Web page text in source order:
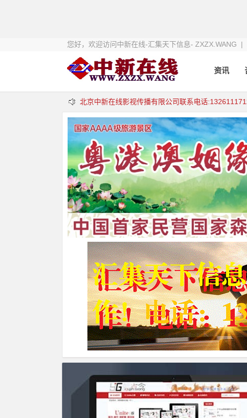
您好，欢迎访问中新在线-汇集天下信息- ZXZX.WANG |
资讯
北京中新在线影视传播有限公司联系电话
中新在线欢迎合作:13261117123 邮箱：
中新在线.法询网欢迎合作欢迎合作